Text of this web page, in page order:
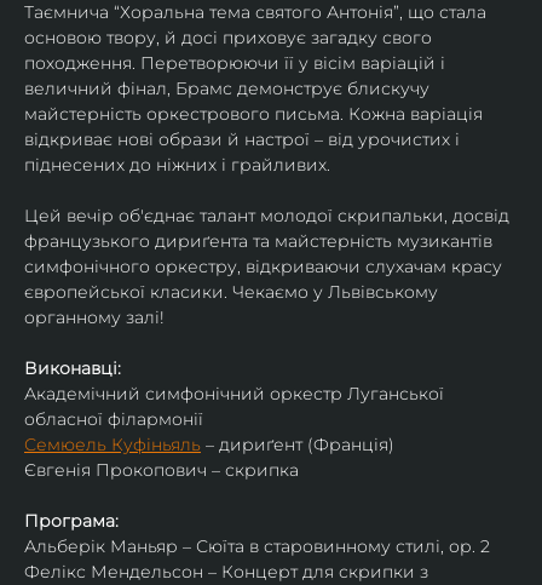
Таємнича “Хоральна тема святого Антонія”, що стала
основою твору, й досі приховує загадку свого
походження. Перетворюючи її у вісім варіацій і
величний фінал, Брамс демонструє блискучу
майстерність оркестрового письма. Кожна варіація
відкриває нові образи й настрої – від урочистих і
піднесених до ніжних і грайливих.
Цей вечір об'єднає талант молодої скрипальки, досвід
французького дириґента та майстерність музикантів
симфонічного оркестру, відкриваючи слухачам красу
європейської класики. Чекаємо у Львівському
органному залі!
Виконавці:
Академічний симфонічний оркестр Луганської
обласної філармонії
Семюель Куфіньяль – дириґент (Франція)
Євгенія Прокопович – скрипка
Програма:
Альберік Маньяр – Сюїта в старовинному стилі, ор. 2
Фелікс Мендельсон – Концерт для скрипки з